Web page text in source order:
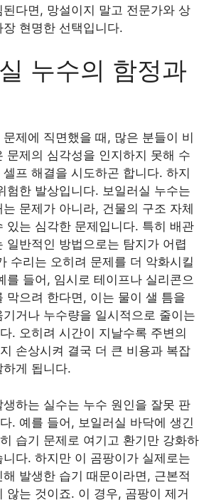
다면, 망설이지 말고 전문가와 상
장 현명한 선택입니다.
누수의 함정과
제에 직면했을 때, 많은 분들이 비
문제의 심각성을 인지하지 못해 수
프 해결을 시도하곤 합니다. 하지
험한 발상입니다. 보일러실 누수는
문제가 아니라, 건물의 구조 자체
있는 심각한 문제입니다. 특히 배관
일반적인 방법으로는 탐지가 어렵
수리는 오히려 문제를 더 악화시킬
를 들어, 임시로 테이프나 실리콘으
막으려 한다면, 이는 물이 샐 틈을
거나 누수량을 일시적으로 줄이는
. 오히려 시간이 지날수록 주변의
손상시켜 결국 더 큰 비용과 복잡
게 됩니다.
하는 실수는 누수 원인을 잘못 판
. 예를 들어, 보일러실 바닥에 생긴
습기 문제로 여기고 환기만 강화하
다. 하지만 이 곰팡이가 실제로는
발생한 습기 때문이라면, 근본적
않는 것이죠. 이 경우, 곰팡이 제거